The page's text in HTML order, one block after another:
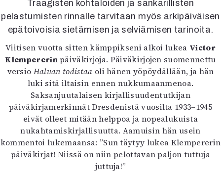
Oulu2026
Näyttelyt
Musiikki
Levyt
Kuvataide
Kirjat
In English
Esitystaide
Arkisto
Lehdet
4/2026
2–3/2026
1/2026
Traagisten kohtaloiden ja sankarillisten
pelastumisten rinnalle tarvitaan myös arkipäiväisen
epätoivoisia sietämisen ja selviämisen tarinoita.
Viitisen vuotta sitten kämppikseni alkoi lukea Victor
Klempererinpäiväkirjoja. Päiväkirjojen suomennettu
versio Haluan todistaa oli hänen yöpöydällään, ja hän
luki sitä iltaisin ennen nukkumaanmenoa.
Saksanjuutalaisen kirjallisuudentutkijan
päiväkirjamerkinnät Dresdenistä vuosilta 1933–1945
eivät olleet mitään helppoa ja nopealukuista
nukahtamiskirjallisuutta. Aamuisin hän usein
kommentoi lukemaansa: ”Sun täytyy lukea Klempererin
päiväkirjat! Niissä on niin pelottavan paljon tuttuja
juttuja!”